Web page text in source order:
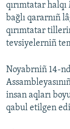
qırımtatar
bağlı qararnıñ
qırımtatar
tevsiyelerniñ
Noyabrniñ 14-
insan aqları
qabul etilgen